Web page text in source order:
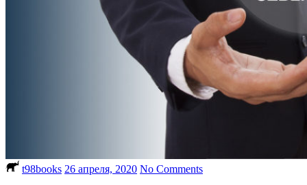
t98books 26 апреля, 2020 No Comments